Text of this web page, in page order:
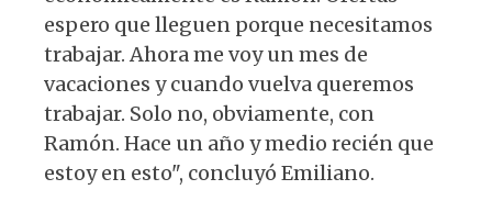
espero que lleguen porque necesitamos
trabajar. Ahora me voy un mes de
vacaciones y cuando vuelva queremos
trabajar. Solo no, obviamente, con
Ramón. Hace un año y medio recién que
estoy en esto", concluyó Emiliano.